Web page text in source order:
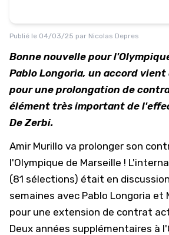
Publié le 04/03/25 par Nicolas Depres
Bonne nouvelle pour
Pablo Longoria, un accord
pour une prolongation de
élément très important de
De Zerbi.
Amir Murillo va prolonger son
l'Olympique de Marseille !
(81 sélections) était en
semaines avec Pablo Longoria et
pour une extension de contrat
Deux années supplémentaires à